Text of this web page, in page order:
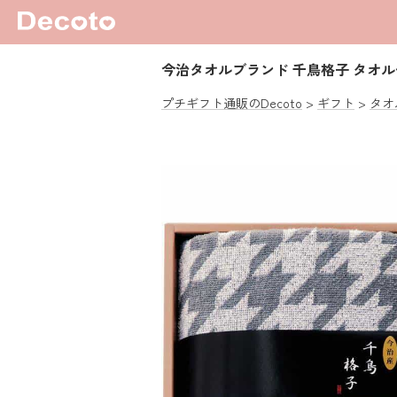
今治タオルブランド 千鳥格子 タオ
プチギフト通販のDecoto ギフト タ